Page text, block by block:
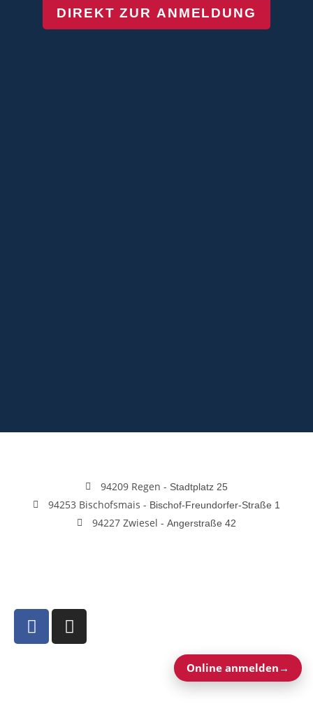
Online anmelden →
DIREKT ZUR ANMELDUNG
94209 Regen - Stadtplatz 25
94253 Bischofsmais - Bischof-Freundorfer-Straße 1
94227 Zwiesel -Angerstraße 42
Impressum